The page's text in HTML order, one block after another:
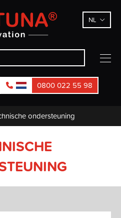
NL
0800 022 55 98
ondersteuning